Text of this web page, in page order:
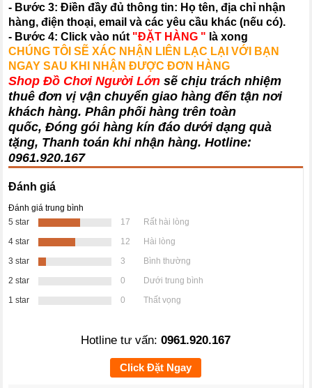
- Bước 3: Điền đầy đủ thông tin: Họ tên, địa chỉ nhận
hàng, điện thoại, email và các yêu cầu khác (nếu có).
- Bước 4: Click vào nút "ĐẶT HÀNG " là xong
CHÚNG TÔI SẼ XÁC NHẬN LIÊN LẠC LẠI VỚI BẠN
NGAY SAU KHI NHẬN ĐƯỢC ĐƠN HÀNG
Shop Đồ Chơi Người Lớn sẽ chịu trách nhiệm
thuê đơn vị vận chuyển giao hàng đến tận nơi
khách hàng. Phân phối hàng trên toàn
quốc, Đóng gói hàng kín đáo dưới dạng quà
tặng, Thanh toán khi nhận hàng. Hotline:
0961.920.167
Đánh giá
Đánh giá trung bình
5 star
17
Rất hài lòng
4 star
12
Hài lòng
3 star
3
Bình thường
2 star
0
Dưới trung bình
1 star
0 Thất vọng
Hotline tư vấn: 0961.920.167
Click Đặt Ngay